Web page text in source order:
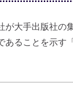
が大手出版社の
あることを示す「